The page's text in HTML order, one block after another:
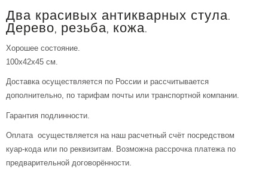
Два красивых антикварных стула.
Дерево, резьба, кожа.
Хорошее состояние.
100х42х45 см.
Доставка осуществляется по России и рассчитывается
дополнительно, по тарифам почты или транспортной компании.
Гарантия подлинности.
Оплата осуществляется на наш расчетный счёт посредством
куар-кода или по реквизитам. Возможна рассрочка платежа по
предварительной договорённости.